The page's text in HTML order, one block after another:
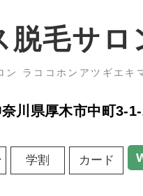
脱毛サ
ン ラココホンアツギエキ
川県厚木市中町3-
学割 カード